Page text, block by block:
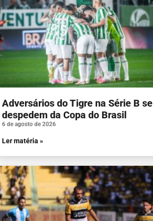
Adversários do Tigre na Série B se
despedem da Copa do Brasil
6 de agosto de 2026
Ler matéria »